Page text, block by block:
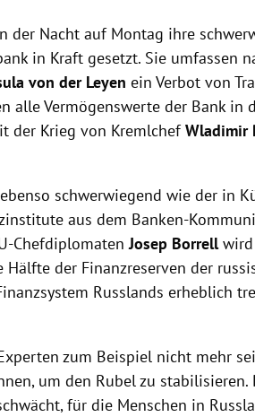
der Nacht auf Montag ihre
in Kraft gesetzt. Sie umfassen
von der Leyen ein Verbot von
alle Vermögenswerte der Bank in
der Krieg von KremlchefWladimir
schwerwiegend wie der in
aus dem Banken-
ChefdiplomatenJosep Borrellwird
Hälfte der Finanzreserven der
Russlands erheblich
zum Beispiel nicht mehr
um den Rubel zu stabilisieren.
für die Menschen in